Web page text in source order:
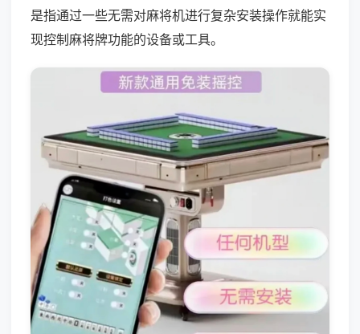
是指通过一些无需对麻将机进行复杂安装操作就能实
现控制麻将牌功能的设备或工具。